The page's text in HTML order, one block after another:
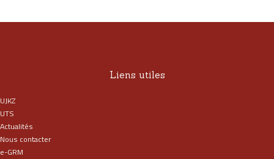
Liens utiles
UJKZ
UTS
Actualités
Nous contacter
e-GRM